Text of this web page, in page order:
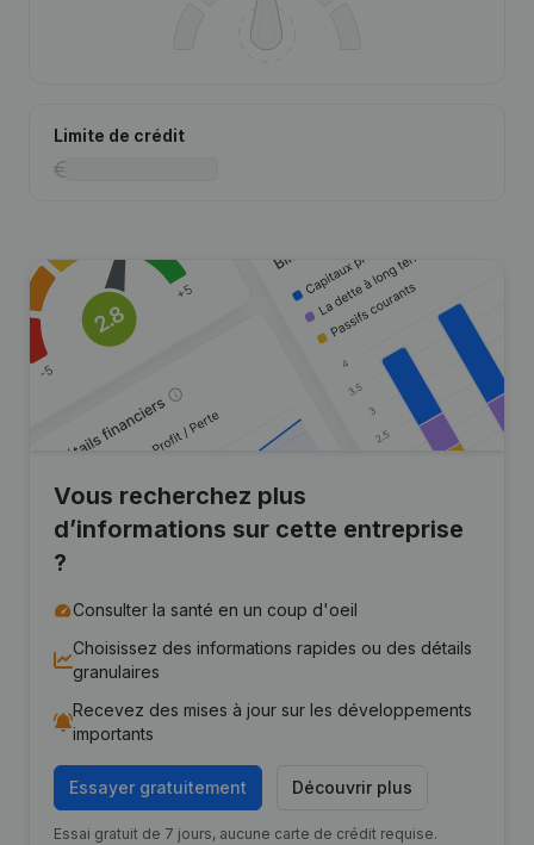
Limite de crédit
Vous recherchez plus
d’informations sur cette entreprise
?
Consulter la santé en un coup d'oeil
Choisissez des informations rapides ou des détails
granulaires
Recevez des mises à jour sur les développements
importants
Essayer gratuitement Découvrir plus
Essai gratuit de 7 jours, aucune carte de crédit requise.